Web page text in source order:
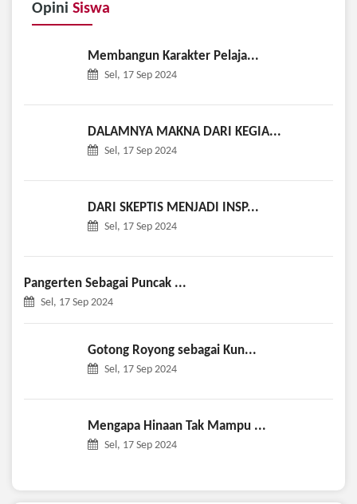
Opini Siswa
Membangun Karakter Pelaja...
Sel, 17 Sep 2024
DALAMNYA MAKNA DARI KEGIA...
DARI SKEPTIS MENJADI INSP...
Pangerten Sebagai Puncak ...
Gotong Royong sebagai Kun...
Mengapa Hinaan Tak Mampu ...